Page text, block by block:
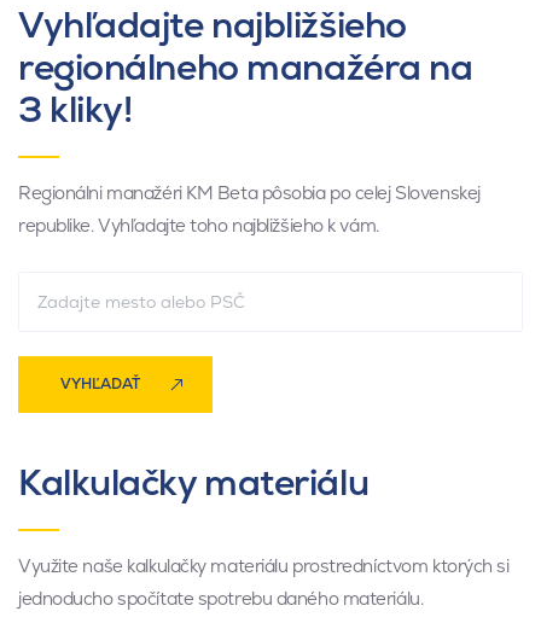
Vyhľadajte najbližšieho
regionálneho manažéra na
3 kliky!
Regionálni manažéri KM Beta pôsobia po celej Slovenskej
republike. Vyhľadajte toho najbližšieho k vám.
VYHĽADAŤ
Kalkulačky materiálu
Využite naše kalkulačky materiálu prostredníctvom ktorých si
jednoducho spočítate spotrebu daného materiálu.